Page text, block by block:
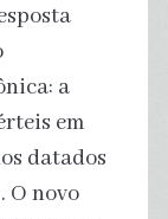
a
em
datados
O novo